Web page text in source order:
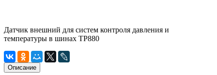
Датчик внешний для систем контроля давления и
температуры в шинах TP880
Описание